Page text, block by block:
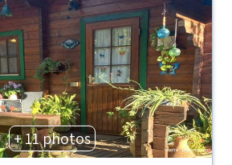
+ 11 photos